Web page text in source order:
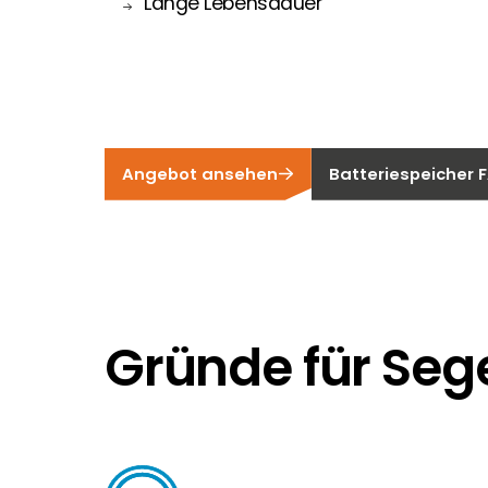
Angebot ansehen Batteriespeicher
Gründe für